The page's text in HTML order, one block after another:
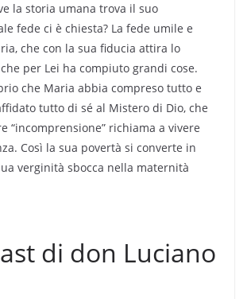
la storia umana trova il suo
fede ci è chiesta? La fede umile e
che con la sua fiducia attira lo
per Lei ha compiuto grandi cose.
che Maria abbia compreso tutto e
tutto di sé al Mistero di Dio, che
“incomprensione” richiama a vivere
Così la sua povertà si converte in
verginità sbocca nella maternità
di don Luciano